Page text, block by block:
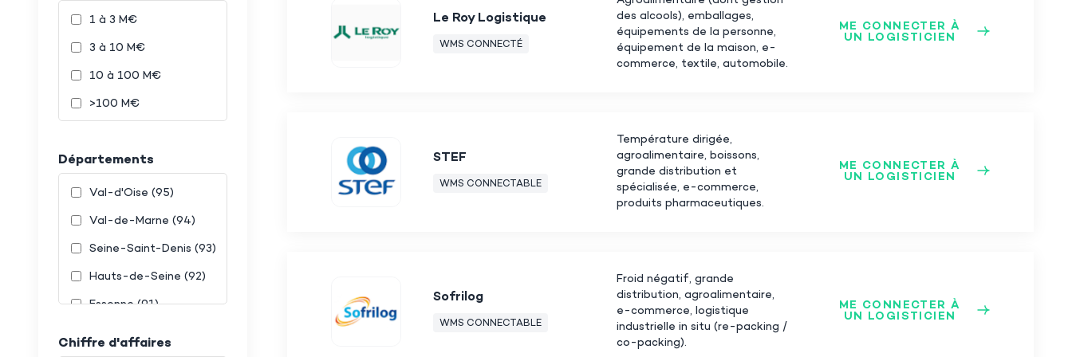
1 à 3 M€
3 à 10 M€
10 à 100 M€
>100 M€
Départements
Val-d'Oise (95)
Val-de-Marne (94)
Seine-Saint-Denis (93)
Hauts-de-Seine (92)
Essonne (91)
(90)
Chiffre d'affaires
Le Roy Logistique
WMS CONNECTÉ
des alcools), emballages,
équipements de la personne,
équipement de la maison, e-
commerce, textile, automobile.
ME CONNECTER À
UN LOGISTICIEN
STEF
WMS CONNECTABLE
Température dirigée,
agroalimentaire, boissons,
grande distribution et
spécialisée, e-commerce,
produits pharmaceutiques.
ME CONNECTER À
UN LOGISTICIEN
Sofrilog
WMS CONNECTABLE
Froid négatif, grande
distribution, agroalimentaire,
e-commerce, logistique
industrielle in situ (re-packing /
co-packing).
ME CONNECTER À
UN LOGISTICIEN